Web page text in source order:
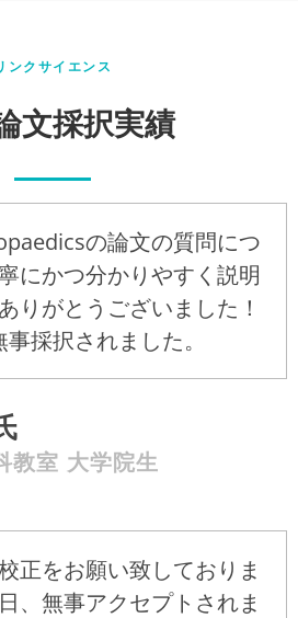
ンクサイエンス
文採択実績
の論文の質問につ
にかつ分かりやすく説明
りがとうございました！
採択されました。
教室 大学院生
正をお願い致しておりま
、無事アクセプトされま